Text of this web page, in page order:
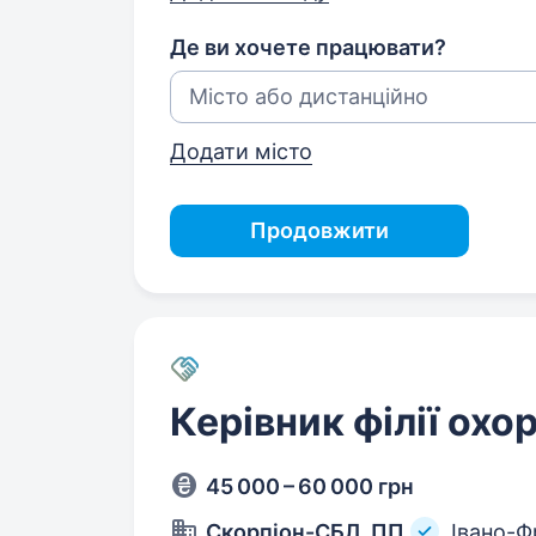
Де ви хочете працювати?
Додати місто
Продовжити
Керівник філії
45 000 – 60 000 грн